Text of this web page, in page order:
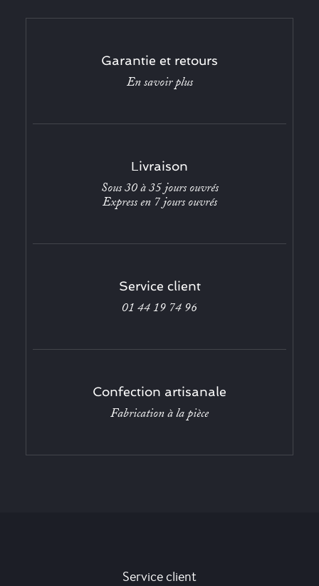
Garantie et retours
En savoir plus
Livraison
Sous 30 à 35 jours ouvrés
Express en 7 jours ouvrés
Service client
01 44 19 74 96
Confection artisanale
Fabrication à la pièce
Service client